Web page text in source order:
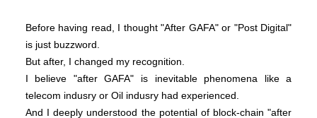
合意形成
社会のフォーマットを「リフレーム」
行うことの枠組みを考えなおす。
ユーザーとは？
Before having read, I thought "After GAFA" or "Post Digital"
is just buzzword.
But after, I changed my recognition.
I believe "after GAFA" is inevitable phenomena like a
telecom indusry or Oil indusry had experienced.
And I deeply understood the potential of block-chain "after